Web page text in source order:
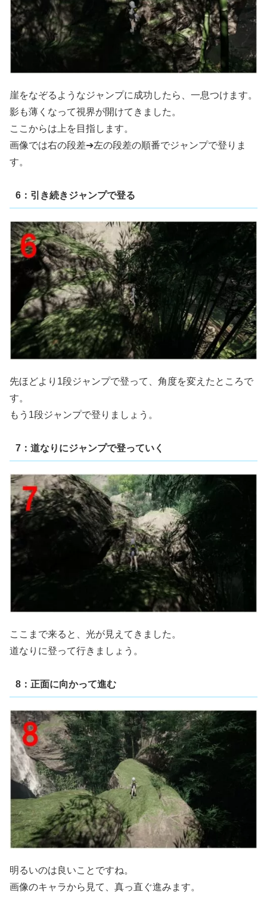
崖をなぞるようなジャンプに成功したら、一息つけます。
影も薄くなって視界が開けてきました。
ここからは上を目指します。
画像では右の段差➔左の段差の順番でジャンプで登りま
す。
6：引き続きジャンプで登る
先ほどより1段ジャンプで登って、角度を変えたところで
す。
もう1段ジャンプで登りましょう。
7：道なりにジャンプで登っていく
ここまで来ると、光が見えてきました。
道なりに登って行きましょう。
8：正面に向かって進む
明るいのは良いことですね。
画像のキャラから見て、真っ直ぐ進みます。